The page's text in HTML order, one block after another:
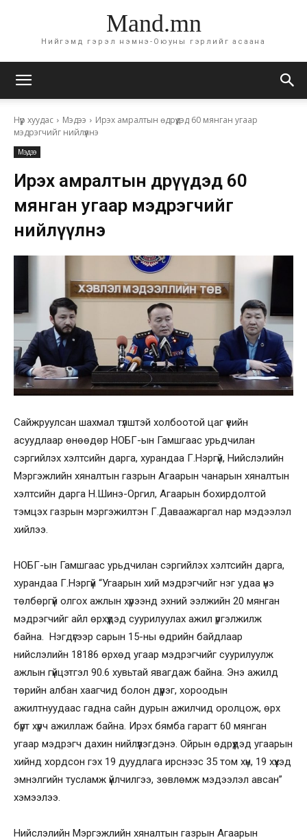
Mand.mn
Нийгэмд гэрэл нэмнэ-Оюуны гэрлийг асаана
Нүүр хуудас Мэдээ
Ирэх амралтын өдрүүдэд 60 мянган угаар
мэдрэгчийг нийлүүлнэ
Мэдээ
Ирэх амралтын өдрүүдэд 60
мянган угаар мэдрэгчийг
нийлүүлнэ
Сайжруулсан шахмал түлштэй холбоотой цаг үеийн
асуудлаар өнөөдөр НОБГ-ын Гамшгаас урьдчилан
сэргийлэх хэлтсийн дарга, хурандаа Г.Нэргүй, Нийслэлийн
Мэргэжлийн хяналтын газрын Агаарын чанарын хяналтын
хэлтсийн дарга Н.Шинэ-Оргил, Агаарын бохирдолтой
тэмцэх газрын мэргэжилтэн Г.Даваажаргал нар мэдээлэл
хийлээ.
НОБГ-ын Гамшгаас урьдчилан сэргийлэх хэлтсийн дарга,
хурандаа Г.Нэргүй “Угаарын хий мэдрэгчийг нэг удаа үнэ
төлбөргүй олгох ажлын хүрээнд эхний ээлжийн 20 мянган
мэдрэгчийг айл өрхүүдэд суурилуулах ажил үргэлжилж
байна. Нэгдүгээр сарын 15-ны өдрийн байдлаар
нийслэлийн 18186 өрхөд угаар мэдрэгчийг суурилуулж
ажлын гүйцэтгэл 90.6 хувьтай явагдаж байна. Энэ ажилд
төрийн албан хаагчид болон дүүрэг, хороодын
ажилтнуудаас гадна сайн дурын ажилчид оролцож, өрх
бүрт хүрч ажиллаж байна. Ирэх бямба гарагт 60 мянган
угаар мэдрэгч дахин нийлүүлэгдэнэ. Ойрын өдрүүдэд угаарын
хийнд хордсон гэх 19 дуудлага ирснээс 35 том хүн, 19 хүүхэд
эмнэлгийн тусламж үйлчилгээ, зөвлөмж мэдээлэл авсан”
хэмээлээ.
Нийслэлийн Мэргэжлийн хяналтын газрын Агаарын